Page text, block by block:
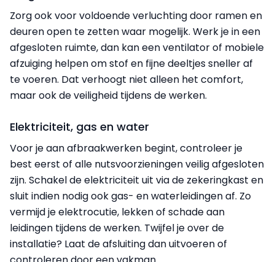
Zorg ook voor voldoende verluchting door ramen en
deuren open te zetten waar mogelijk. Werk je in een
afgesloten ruimte, dan kan een ventilator of mobiele
afzuiging helpen om stof en fijne deeltjes sneller af
te voeren. Dat verhoogt niet alleen het comfort,
maar ook de veiligheid tijdens de werken.
Elektriciteit, gas en water
Voor je aan afbraakwerken begint, controleer je
best eerst of alle nutsvoorzieningen veilig afgesloten
zijn. Schakel de elektriciteit uit via de zekeringkast en
sluit indien nodig ook gas- en waterleidingen af. Zo
vermijd je elektrocutie, lekken of schade aan
leidingen tijdens de werken. Twijfel je over de
installatie? Laat de afsluiting dan uitvoeren of